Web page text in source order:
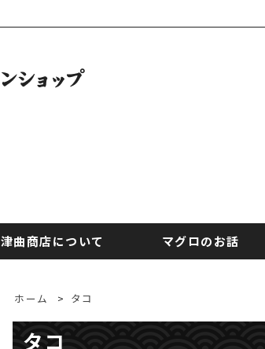
津曲商店について マグロのお話
ホーム > タコ
タコ